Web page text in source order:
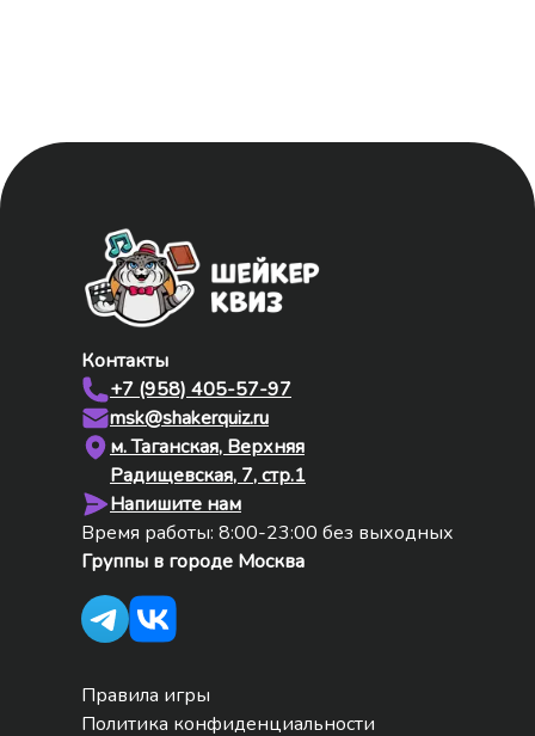
Контакты
+7 (958) 405-57-97
msk@shakerquiz.ru
м. Таганская, Верхняя
Радищевская, 7, стр.1
Напишите нам
Время работы: 8:00-23:00 без выходных
Группы в городе Москва
Правила игры
Политика конфиденциальности